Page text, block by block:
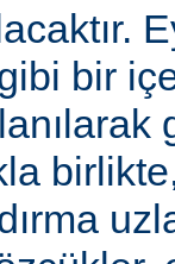
bir